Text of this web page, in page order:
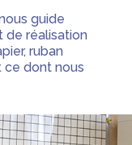
guide
de réalisation
ruban
dont nous